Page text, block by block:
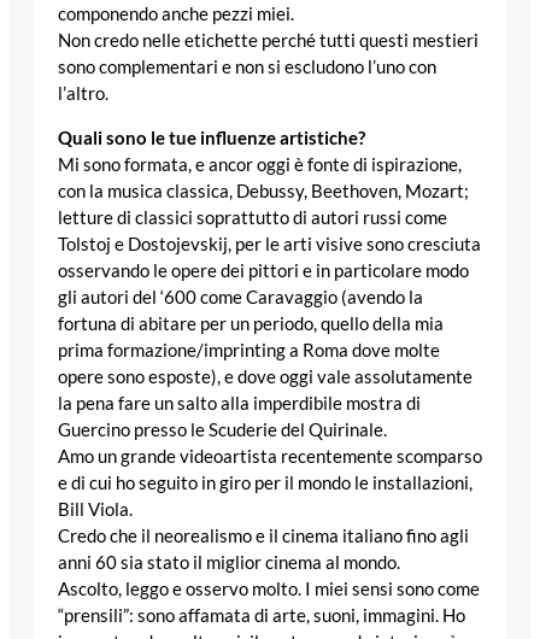
componendo anche pezzi miei.
Non credo nelle etichette perché tutti questi mestieri
sono complementari e non si escludono l’uno con
l’altro.
Quali sono le tue influenze artistiche?
Mi sono formata, e ancor oggi è fonte di ispirazione,
con la musica classica, Debussy, Beethoven, Mozart;
letture di classici soprattutto di autori russi come
Tolstoj e Dostojevskij, per le arti visive sono cresciuta
osservando le opere dei pittori e in particolare modo
gli autori del ‘600 come Caravaggio (avendo la
fortuna di abitare per un periodo, quello della mia
prima formazione/imprinting a Roma dove molte
opere sono esposte), e dove oggi vale assolutamente
la pena fare un salto alla imperdibile mostra di
Guercino presso le Scuderie del Quirinale.
Amo un grande videoartista recentemente scomparso
e di cui ho seguito in giro per il mondo le installazioni,
Bill Viola.
Credo che il neorealismo e il cinema italiano fino agli
anni 60 sia stato il miglior cinema al mondo.
Ascolto, leggo e osservo molto. I miei sensi sono come
“prensili”: sono affamata di arte, suoni, immagini. Ho